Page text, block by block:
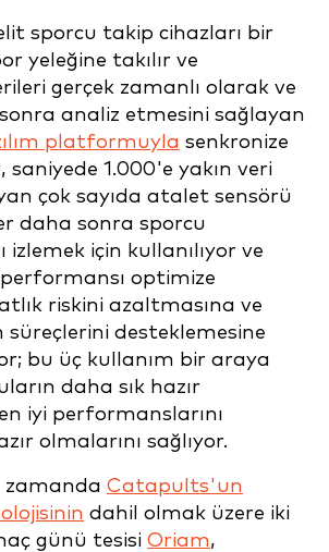
sporcu takip cihazları bir
yeleğine takılır ve
gerçek zamanlı olarak ve
analiz etmesini sağlayan
platformuyla senkronize
saniyede 1.000'e yakın veri
çok sayıda atalet sensörü
daha sonra sporcu
izlemek için kullanılıyor ve
optimize
riskini azaltmasına ve
desteklemesine
bu üç kullanım bir araya
daha sık hazır
iyi performanslarını
olmalarını sağlıyor.
zamanda Catapults'un
dahil olmak üzere iki
günü tesisi Oriam,